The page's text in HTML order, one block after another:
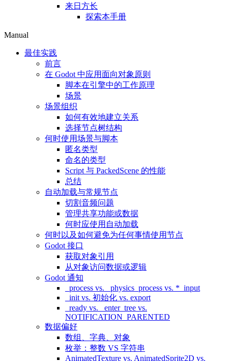
来日方长
探索本手册
Manual
最佳实践
前言
在 Godot 中应用面向对象原则
脚本在引擎中的工作原理
场景
场景组织
如何有效地建立关系
选择节点树结构
何时使用场景与脚本
匿名类型
命名的类型
Script 与 PackedScene 的性能
总结
自动加载与常规节点
切割音频问题
管理共享功能或数据
何时应使用自动加载
何时以及如何避免为任何事情使用节点
Godot 接口
获取对象引用
从对象访问数据或逻辑
Godot 通知
_process vs. _physics_process vs. *_input
_init vs. 初始化 vs. export
_ready vs. _enter_tree vs.
NOTIFICATION_PARENTED
数据偏好
数组、字典、对象
枚举：整数 VS 字符串
AnimatedTexture vs. AnimatedSprite2D vs.